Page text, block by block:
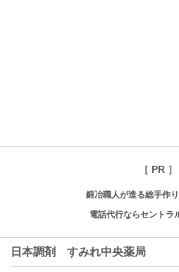
［ PR ］
鍛冶職人が造る総手作
電話代行ならセントラ
日本調剤 すみれ中央薬局